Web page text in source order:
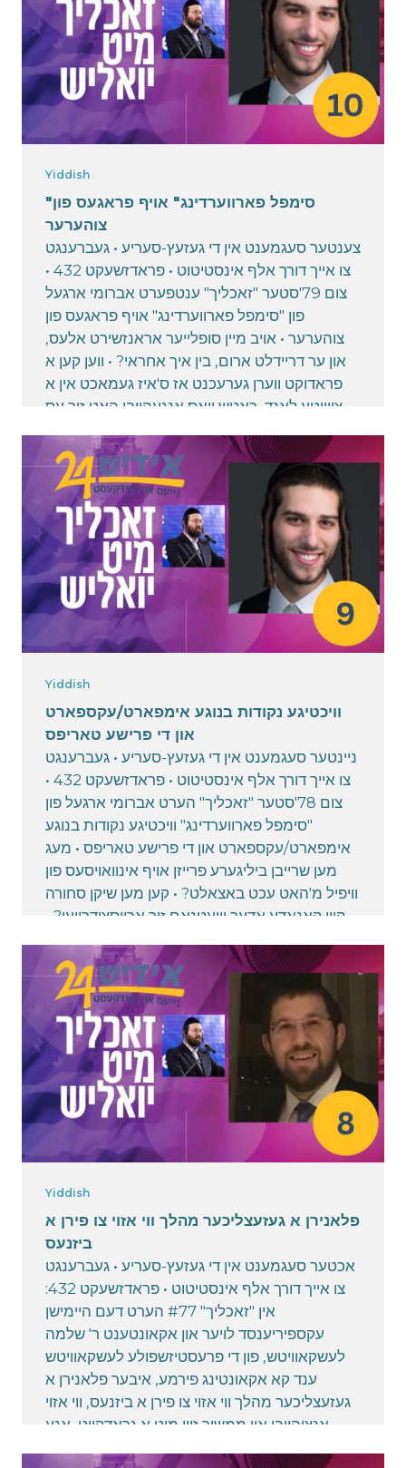
May 5, 2025
Yiddish
"סימפל פארווערדינג" אויף פראגעס פון
צוהערער
צענטער סעגמענט אין די געזעץ-סעריע • געברענגט
צו אייך דורך אלף אינסטיטוט • פראדזשעקט 432 •
צום 79'סטער "זאכליך" ענטפערט אברומי ארגעל
פון "סימפל פארווערדינג" אויף פראגעס פון
צוהערער • אויב מיין סופלייער אראנזשירט אלעס,
און ער דריידלט ארום, בין איך אחראי? • ווען קען א
פראדוקט ווערן גערעכנט אז ס'איז געמאכט אין א
צווייטע לאנד, כאטש וואס אנגעהויבן האט זיך עס
בענעפיטירן דערפון? ••• "כתר דזשודעיקע" איז דער
אדרעס פאר אלע חתן/כלה דזשודעיקע געברויכן
April 28, 2025
Yiddish
וויכטיגע נקודות בנוגע אימפארט/עקספארט
און די פרישע טאריפס
ניינטער סעגמענט אין די געזעץ-סעריע • געברענגט
צו אייך דורך אלף אינסטיטוט • פראדזשעקט 432 •
צום 78'סטער "זאכליך" הערט אברומי ארגעל פון
"סימפל פארווערדינג" וויכטיגע נקודות בנוגע
אימפארט/עקספארט און די פרישע טאריפס • מעג
מען שרייבן ביליגערע פרייזן אויף אינוואויסעס פון
וויפיל מ'האט עכט באצאלט? • קען מען שיקן סחורה
קיין קאנאדע אדער וויעטנאם זיך ארויסצודרייען? •
"כתר דזשודעיקע" איז דער אדרעס פאר אלע
חתן/כלה דזשודעיקע געברויכן
April 22, 2025
Yiddish
פלאנירן א געזעצליכער מהלך ווי אזוי צו פירן א
ביזנעס
אכטער סעגמענט אין די געזעץ-סעריע • געברענגט
צו אייך דורך אלף אינסטיטוט • פראדזשעקט 432:
אין "זאכליך" #77 הערט דעם היימישן
עקספיריענסד לויער און אקאונטענט ר' שלמה
לעשקאוויטש, פון די פרעסטיזשפולע לעשקאוויטש
ענד קא אקאונטינג פירמע, איבער פלאנירן א
געזעצליכער מהלך ווי אזוי צו פירן א ביזנעס, ווי אזוי
אנצוהייבן און ממשיך זיין מיט א גראדקייט, אנע